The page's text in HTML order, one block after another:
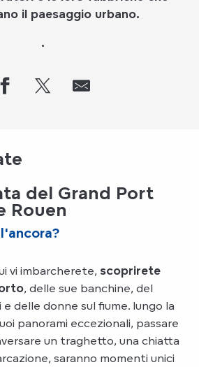
il paesaggio urbano.
.
del Grand Port
Rouen
vi imbarcherete, scoprirete
, delle sue banchine, del
e delle donne sul fiume. lungo la
panorami eccezionali, passare
un traghetto, una chiatta
saranno momenti unici